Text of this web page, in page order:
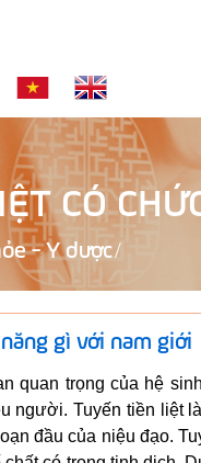
CÓ
- Y dược
gì với nam giới
quan trọng của hệ
người. Tuyến tiền liệt
đầu của niệu đạo.